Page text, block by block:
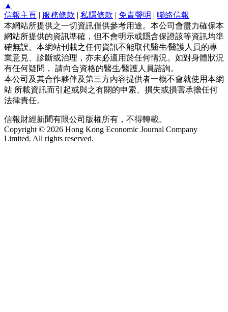
▲
信報主頁 | 服務條款 | 私隱條款 | 免責聲明 | 聯絡信報
本網站所提供之一切資訊僅供參考用途。本公司會盡力確保本
網站所提供的資訊準確，但不會明示或隱含保證該等資訊均準
確無誤。本網站刊載之任何資訊不能取代醫生∕醫護人員的專
業意見、診斷或治理，亦未必適用於任何情況。如對身體狀況
有任何疑問， 請向合資格的醫生∕醫護人員諮詢。
本公司及其合作夥伴及第三方內容提供者一概不會就使用本網
站 所載資訊而引起或與之有關的申索、損失或損害承擔任何
法律責任。
信報財經新聞有限公司版權所有，不得轉載。
Copyright © 2026 Hong Kong Economic Journal Company
Limited. All rights reserved.